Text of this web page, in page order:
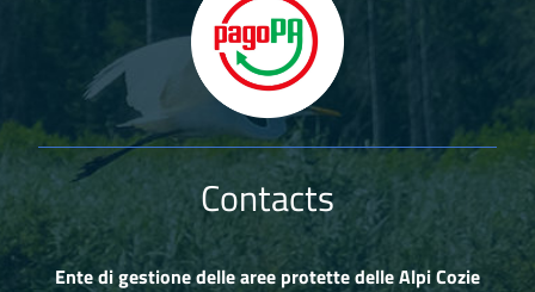
Contacts
Ente di gestione delle aree protette delle Alpi Cozie